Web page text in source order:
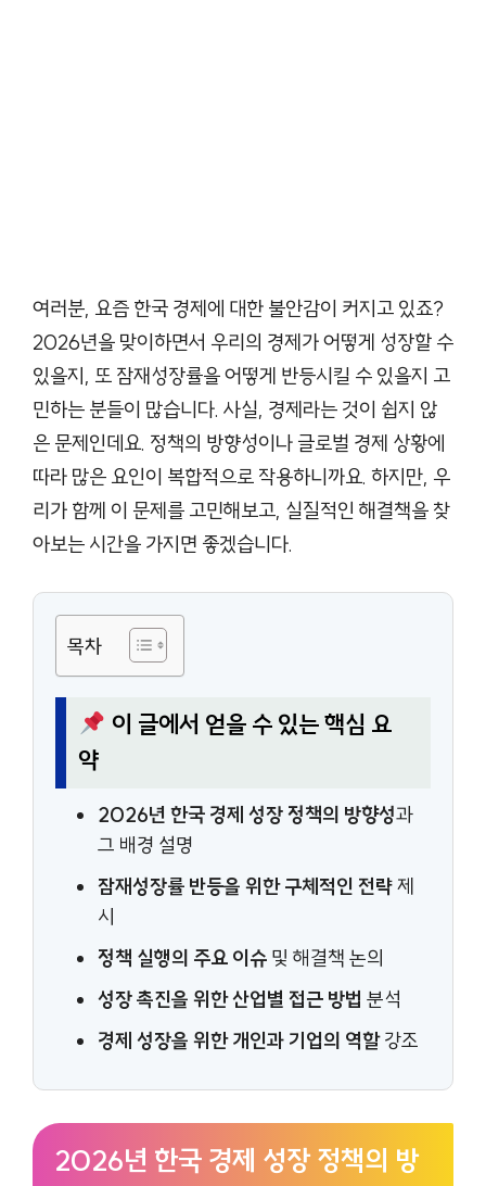
여러분, 요즘 한국 경제에 대한 불안감이 커지고 있죠?
2026년을 맞이하면서 우리의 경제가 어떻게 성장할 수
있을지, 또 잠재성장률을 어떻게 반등시킬 수 있을지 고
민하는 분들이 많습니다. 사실, 경제라는 것이 쉽지 않
은 문제인데요. 정책의 방향성이나 글로벌 경제 상황에
따라 많은 요인이 복합적으로 작용하니까요. 하지만, 우
리가 함께 이 문제를 고민해보고, 실질적인 해결책을 찾
아보는 시간을 가지면 좋겠습니다.
목차
이 글에서 얻을 수 있는 핵심 요
약
2026년 한국 경제 성장 정책의 방향성과
그 배경 설명
잠재성장률 반등을 위한 구체적인 전략제
시
정책 실행의 주요 이슈 및 해결책 논의
성장 촉진을 위한 산업별 접근 방법 분석
경제 성장을 위한 개인과 기업의 역할강조
2026년 한국 경제 성장 정책의 방